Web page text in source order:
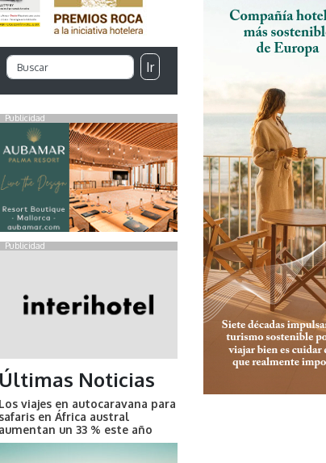
Ir
Publicidad
Publicidad
Últimas Noticias
Los viajes en autocaravana para
safaris en África austral
aumentan un 33 % este año